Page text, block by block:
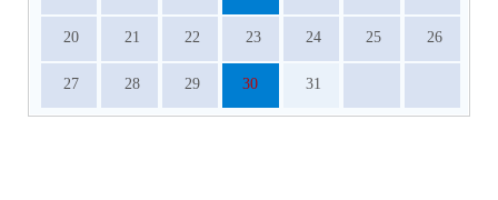
20 21 22 23 24 25 26
27 28 29 30 31